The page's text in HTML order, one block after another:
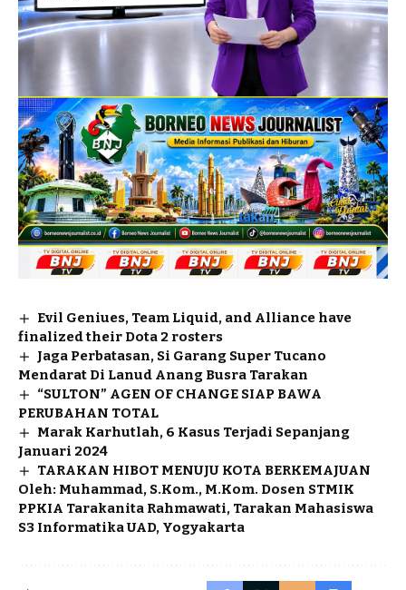
Evil Geniues, Team Liquid, and Alliance have
finalized their Dota 2 rosters
Jaga Perbatasan, Si Garang Super Tucano
Mendarat Di Lanud Anang Busra Tarakan
“SULTON” AGEN OF CHANGE SIAP BAWA
PERUBAHAN TOTAL
Marak Karhutlah, 6 Kasus Terjadi Sepanjang
Januari 2024
TARAKAN HIBOT MENUJU KOTA BERKEMAJUAN
Oleh: Muhammad, S.Kom., M.Kom. Dosen STMIK
PPKIA Tarakanita Rahmawati, Tarakan Mahasiswa
S3 Informatika UAD, Yogyakarta